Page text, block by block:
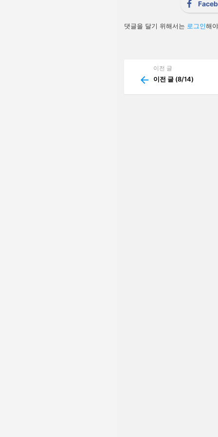
답
글
댓글을 달기 위해서는 로그인해
more
이전 글
이전 글 (8/14)